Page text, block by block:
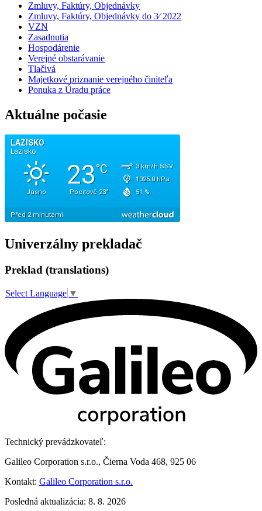
Zmluvy, Faktúry, Objednávky
Zmluvy, Faktúry, Objednávky do 3⁄ 2022
VZN
Zasadnutia
Hospodárenie
Verejné obstarávanie
Tlačivá
Majetkové priznanie verejného činiteľa
Ponuka z Úradu práce
Aktuálne počasie
Univerzálny prekladač
Preklad (translations)
Select Language ▼
Technický prevádzkovateľ:
Galileo Corporation s.r.o., Čierna Voda 468, 925 06
Kontakt: Galileo Corporation s.r.o.
Posledná aktualizácia: 8. 8. 2026